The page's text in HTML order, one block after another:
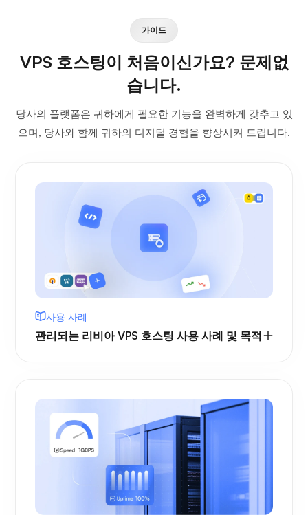
가이드
VPS 호스팅이 처음이신가요? 문제없
습니다.
당사의 플랫폼은 귀하에게 필요한 기능을 완벽하게 갖추고 있
으며, 당사와 함께 귀하의 디지털 경험을 향상시켜 드립니다.
사용 사례
관리되는 리비아 VPS 호스팅 사용 사례 및 목적